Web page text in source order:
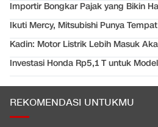
Importir Bongkar Pajak yang Bikin
Ikuti Mercy, Mitsubishi Punya
Kadin: Motor Listrik Lebih Masuk
Investasi Honda Rp5,1 T untuk
REKOMENDASI UNTUKMU